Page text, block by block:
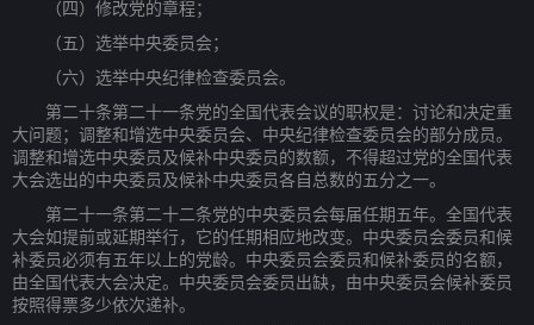
（四）修改党的章程；
（五）选举中央委员会；
（六）选举中央纪律检查委员会。
第二十条第二十一条党的全国代表会议的职权是：讨论和决定重
大问题；调整和增选中央委员会、中央纪律检查委员会的部分成员。
调整和增选中央委员及候补中央委员的数额，不得超过党的全国代表
大会选出的中央委员及候补中央委员各自总数的五分之一。
第二十一条第二十二条党的中央委员会每届任期五年。全国代表
大会如提前或延期举行，它的任期相应地改变。中央委员会委员和候
补委员必须有五年以上的党龄。中央委员会委员和候补委员的名额，
由全国代表大会决定。中央委员会委员出缺，由中央委员会候补委员
按照得票多少依次递补。